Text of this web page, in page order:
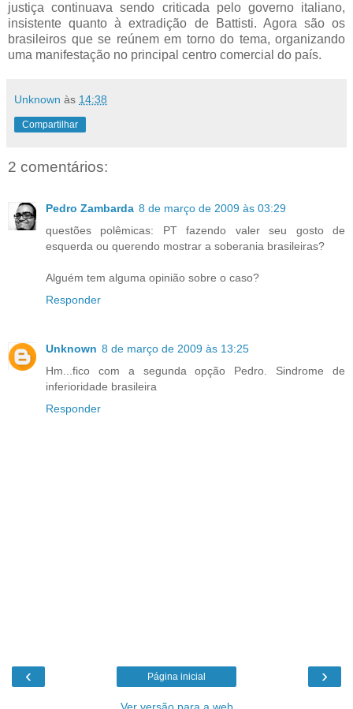
justiça continuava sendo criticada pelo governo italiano,
insistente quanto à extradição de Battisti. Agora são os
brasileiros que se reúnem em torno do tema, organizando
uma manifestação no principal centro comercial do país.
Unknown às 14:38
Compartilhar
2 comentários:
Pedro Zambarda 8 de março de 2009 às 03:29
questões polêmicas: PT fazendo valer seu gosto de
esquerda ou querendo mostrar a soberania brasileiras?
Alguém tem alguma opinião sobre o caso?
Responder
Unknown 8 de março de 2009 às 13:25
Hm...fico com a segunda opção Pedro. Sindrome de
inferioridade brasileira
Responder
‹ ›
Página inicial